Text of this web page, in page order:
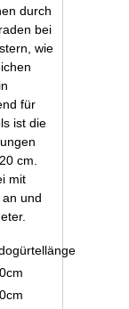
durch
bei
wie
für
ist die
cm.
mit
und